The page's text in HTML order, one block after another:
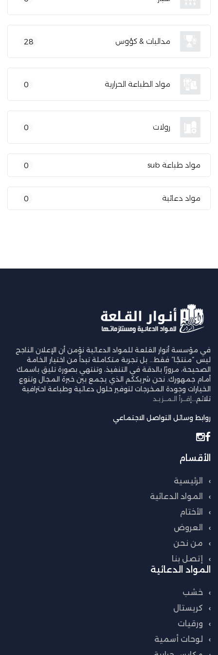
مداليات & كؤوس 28
مواد الطباعة الحرارية 0
رولات 0
مواد طباعة sub 0
مواد دعائية 0
في مؤسسة أنوار القلعة للمواد الدعائية نؤمن أن الإعلان الناجح
ليس “منتجًا” فقط… بل تجربة متكاملة تبدأ من اختيار الخامة
الصحيحة، مرورًا بالدقة في التنفيذ، وتنتهي بصورة تليق باسمك
أمام جمهورك. نحن شريككم الذي يجمع بين خبرة المجال وتنوع
الخيارات وجودة المخرجات لتوفير حلول دعائية وطباعة احترافية
تلائم... إقــرأ الـمــزيـد
روابط وسائل التواصل الاجتماعي
الأقسام
الرئيسية
المواد الدعائية
الأختام
العروض
من نحن
إتصل بنا
المواد الدعائية
خشب
كريستال
ورقيات
لوحات أسمية